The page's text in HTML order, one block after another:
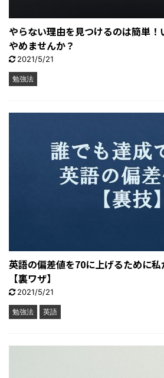
やらない理由を見つけるのは簡単
やめませんか？
2021/5/21
勉強法
英語の偏差値を70に上げるために
【裏ワザ】
2021/5/21
勉強法 英語